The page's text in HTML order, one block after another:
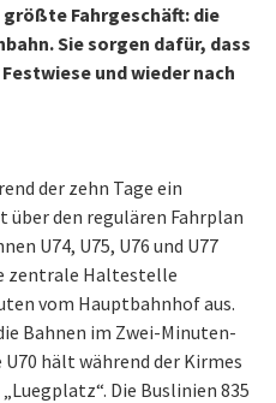
Fahrgeschäft: die
Sie sorgen dafür, dass
und wieder nach
der zehn Tage ein
den regulären Fahrplan
U74, U75, U76 und U77
zentrale Haltestelle
vom Hauptbahnhof aus.
Bahnen im Zwei-Minuten-
hält während der Kirmes
Die Buslinien 835